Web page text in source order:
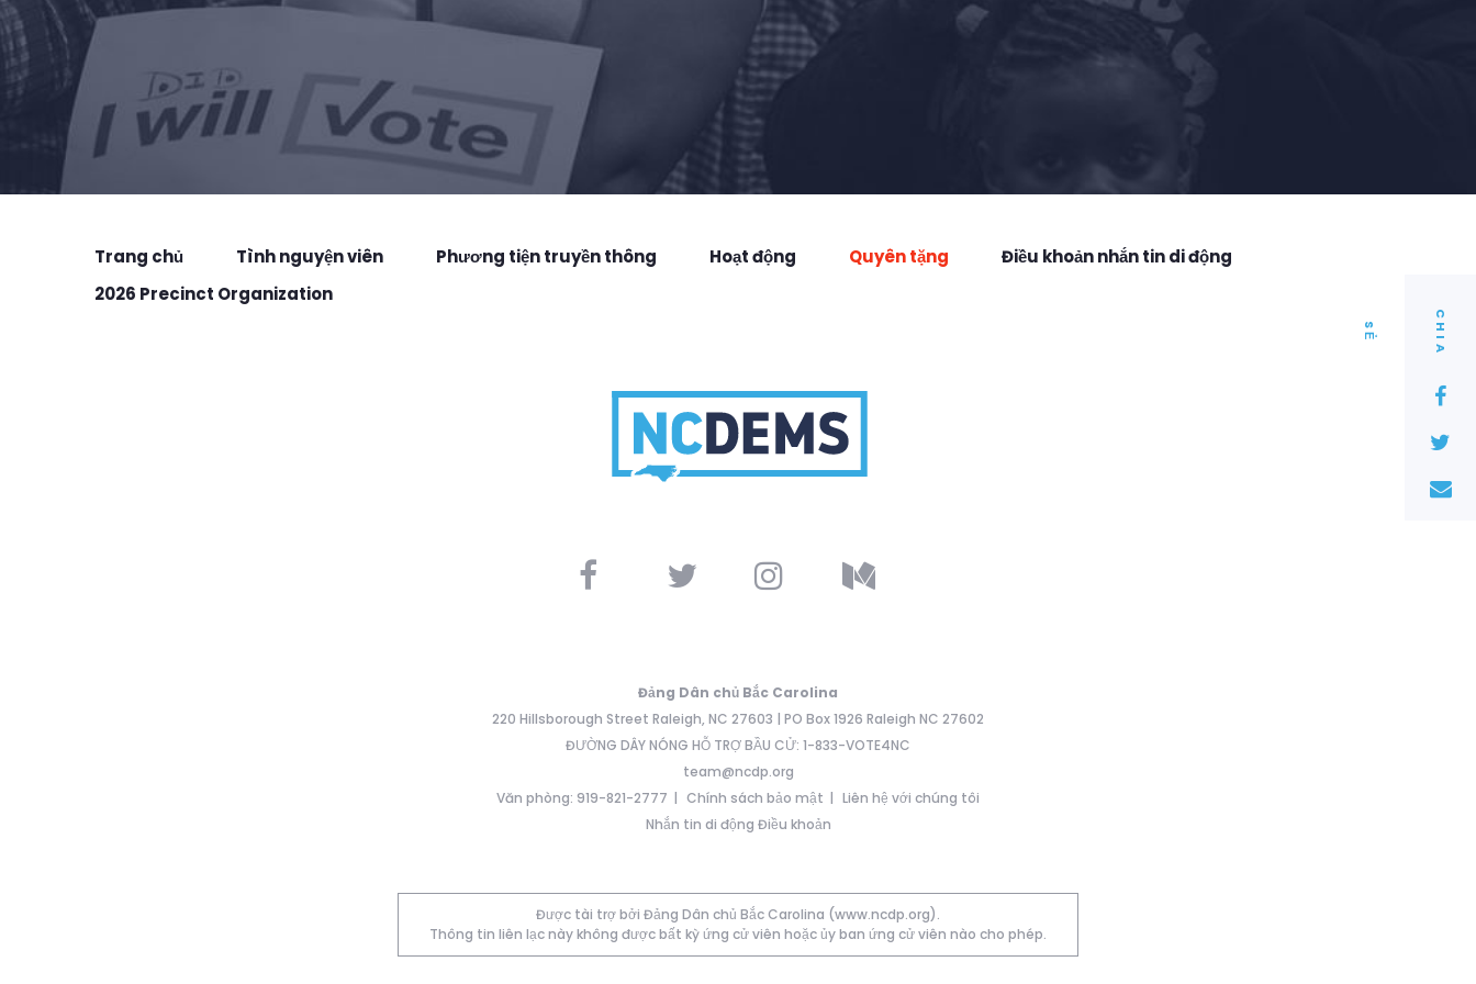
C
H I
A
S
Ẻ
Trang chủ Tình nguyện viên Phương tiện truyền thông Hoạt động Quyên tặng
Điều khoản nhắn tin di động
2026 Precinct Organization
Đảng Dân chủ Bắc Carolina
220 Hillsborough Street Raleigh, NC 27603 | PO Box 1926 Raleigh NC 27602
ĐƯỜNG DÂY NÓNG HỖ TRỢ BẦU CỬ: 1-833-VOTE4NC
team@ncdp.org
Văn phòng: 919-821-2777
Chính sách bảo mật
Liên hệ với chúng tôi
Nhắn tin di động Điều khoản
Được tài trợ bởi Đảng Dân chủ Bắc Carolina (www.ncdp.org).
Thông tin liên lạc này không được bất kỳ ứng cử viên hoặc ủy ban ứng cử viên nào cho phép.